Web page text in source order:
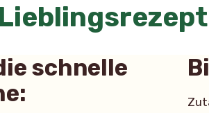
schnelle